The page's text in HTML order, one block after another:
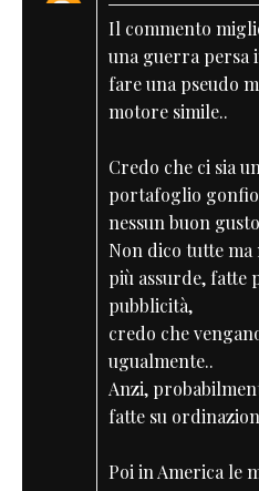
Il commento
una guerra persa
fare una pseudo
motore simile..
Credo che ci sia
portafoglio
nessun buon
Non dico tutte
più assurde, fatte
pubblicità,
credo che
ugualmente..
Anzi,
fatte su
Poi in America le